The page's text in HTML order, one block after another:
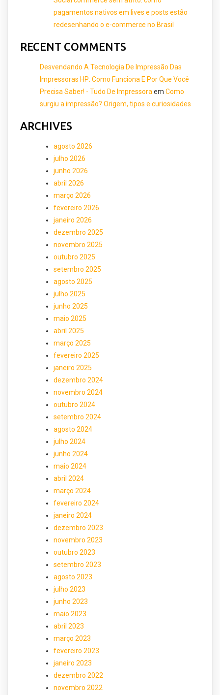
pagamentos nativos em lives e posts estão
redesenhando o e-commerce no Brasil
RECENT COMMENTS
Desvendando A Tecnologia De Impressão Das
Impressoras HP: Como Funciona E Por Que Você
Precisa Saber! - Tudo De Impressora em Como
surgiu a impressão? Origem, tipos e curiosidades
ARCHIVES
agosto 2026
julho 2026
junho 2026
abril 2026
março 2026
fevereiro 2026
janeiro 2026
dezembro 2025
novembro 2025
outubro 2025
setembro 2025
agosto 2025
julho 2025
junho 2025
maio 2025
abril 2025
março 2025
fevereiro 2025
janeiro 2025
dezembro 2024
novembro 2024
outubro 2024
setembro 2024
agosto 2024
julho 2024
junho 2024
maio 2024
abril 2024
março 2024
fevereiro 2024
janeiro 2024
dezembro 2023
novembro 2023
outubro 2023
setembro 2023
agosto 2023
julho 2023
junho 2023
maio 2023
abril 2023
março 2023
fevereiro 2023
janeiro 2023
dezembro 2022
novembro 2022